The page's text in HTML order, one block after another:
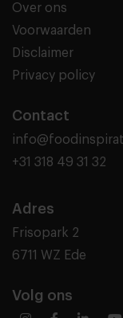
Over ons
Voorwaarden
Disclaimer
Privacy policy
Contact
+31 318 49 31 32
Adres
Frisopark 2
6711 WZ Ede
Volg ons